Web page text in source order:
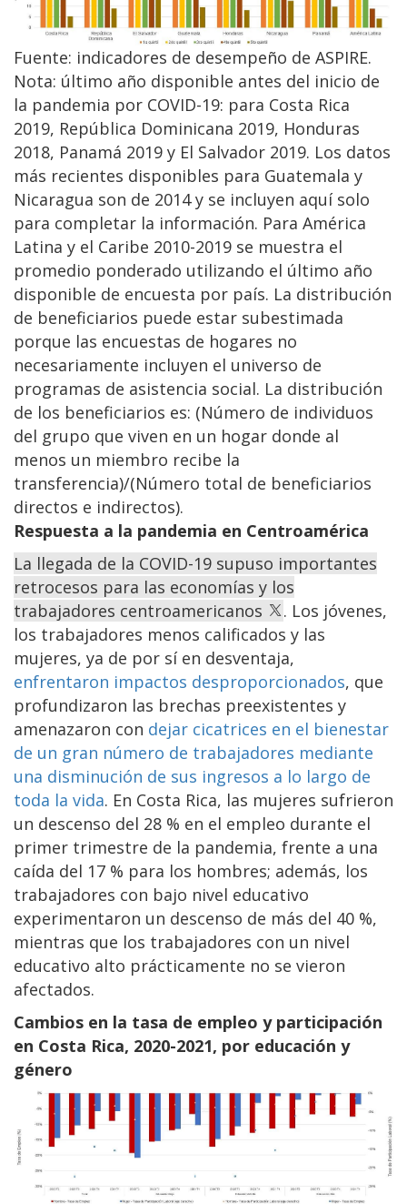
Fuente: indicadores de desempeño de ASPIRE.
Nota: último año disponible antes del inicio de
la pandemia por COVID-19: para Costa Rica
2019, República Dominicana 2019, Honduras
2018, Panamá 2019 y El Salvador 2019. Los datos
más recientes disponibles para Guatemala y
Nicaragua son de 2014 y se incluyen aquí solo
para completar la información. Para América
Latina y el Caribe 2010-2019 se muestra el
promedio ponderado utilizando el último año
disponible de encuesta por país. La distribución
de beneficiarios puede estar subestimada
porque las encuestas de hogares no
necesariamente incluyen el universo de
programas de asistencia social. La distribución
de los beneficiarios es: (Número de individuos
del grupo que viven en un hogar donde al
menos un miembro recibe la
transferencia)/(Número total de beneficiarios
directos e indirectos).
Respuesta a la pandemia en Centroamérica
La llegada de la COVID-19 supuso importantes
retrocesos para las economías y los
trabajadores centroamericanos
. Los jóvenes,
los trabajadores menos calificados y las
mujeres, ya de por sí en desventaja,
enfrentaron impactos desproporcionados, que
profundizaron las brechas preexistentes y
amenazaron con dejar cicatrices en el bienestar
de un gran número de trabajadores mediante
una disminución de sus ingresos a lo largo de
toda la vida. En Costa Rica, las mujeres sufrieron
un descenso del 28 % en el empleo durante el
primer trimestre de la pandemia, frente a una
caída del 17 % para los hombres; además, los
trabajadores con bajo nivel educativo
experimentaron un descenso de más del 40 %,
mientras que los trabajadores con un nivel
educativo alto prácticamente no se vieron
afectados.
Cambios en la tasa de empleo y participación
en Costa Rica, 2020-2021, por educación y
género